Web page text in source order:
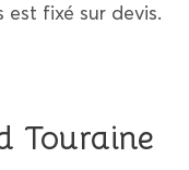
est fixé sur devis.
Touraine